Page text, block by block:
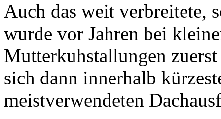
Auch das weit verbreitete,
wurde vor Jahren bei
Mutterkuhstallungen
sich dann innerhalb
meistverwendeten